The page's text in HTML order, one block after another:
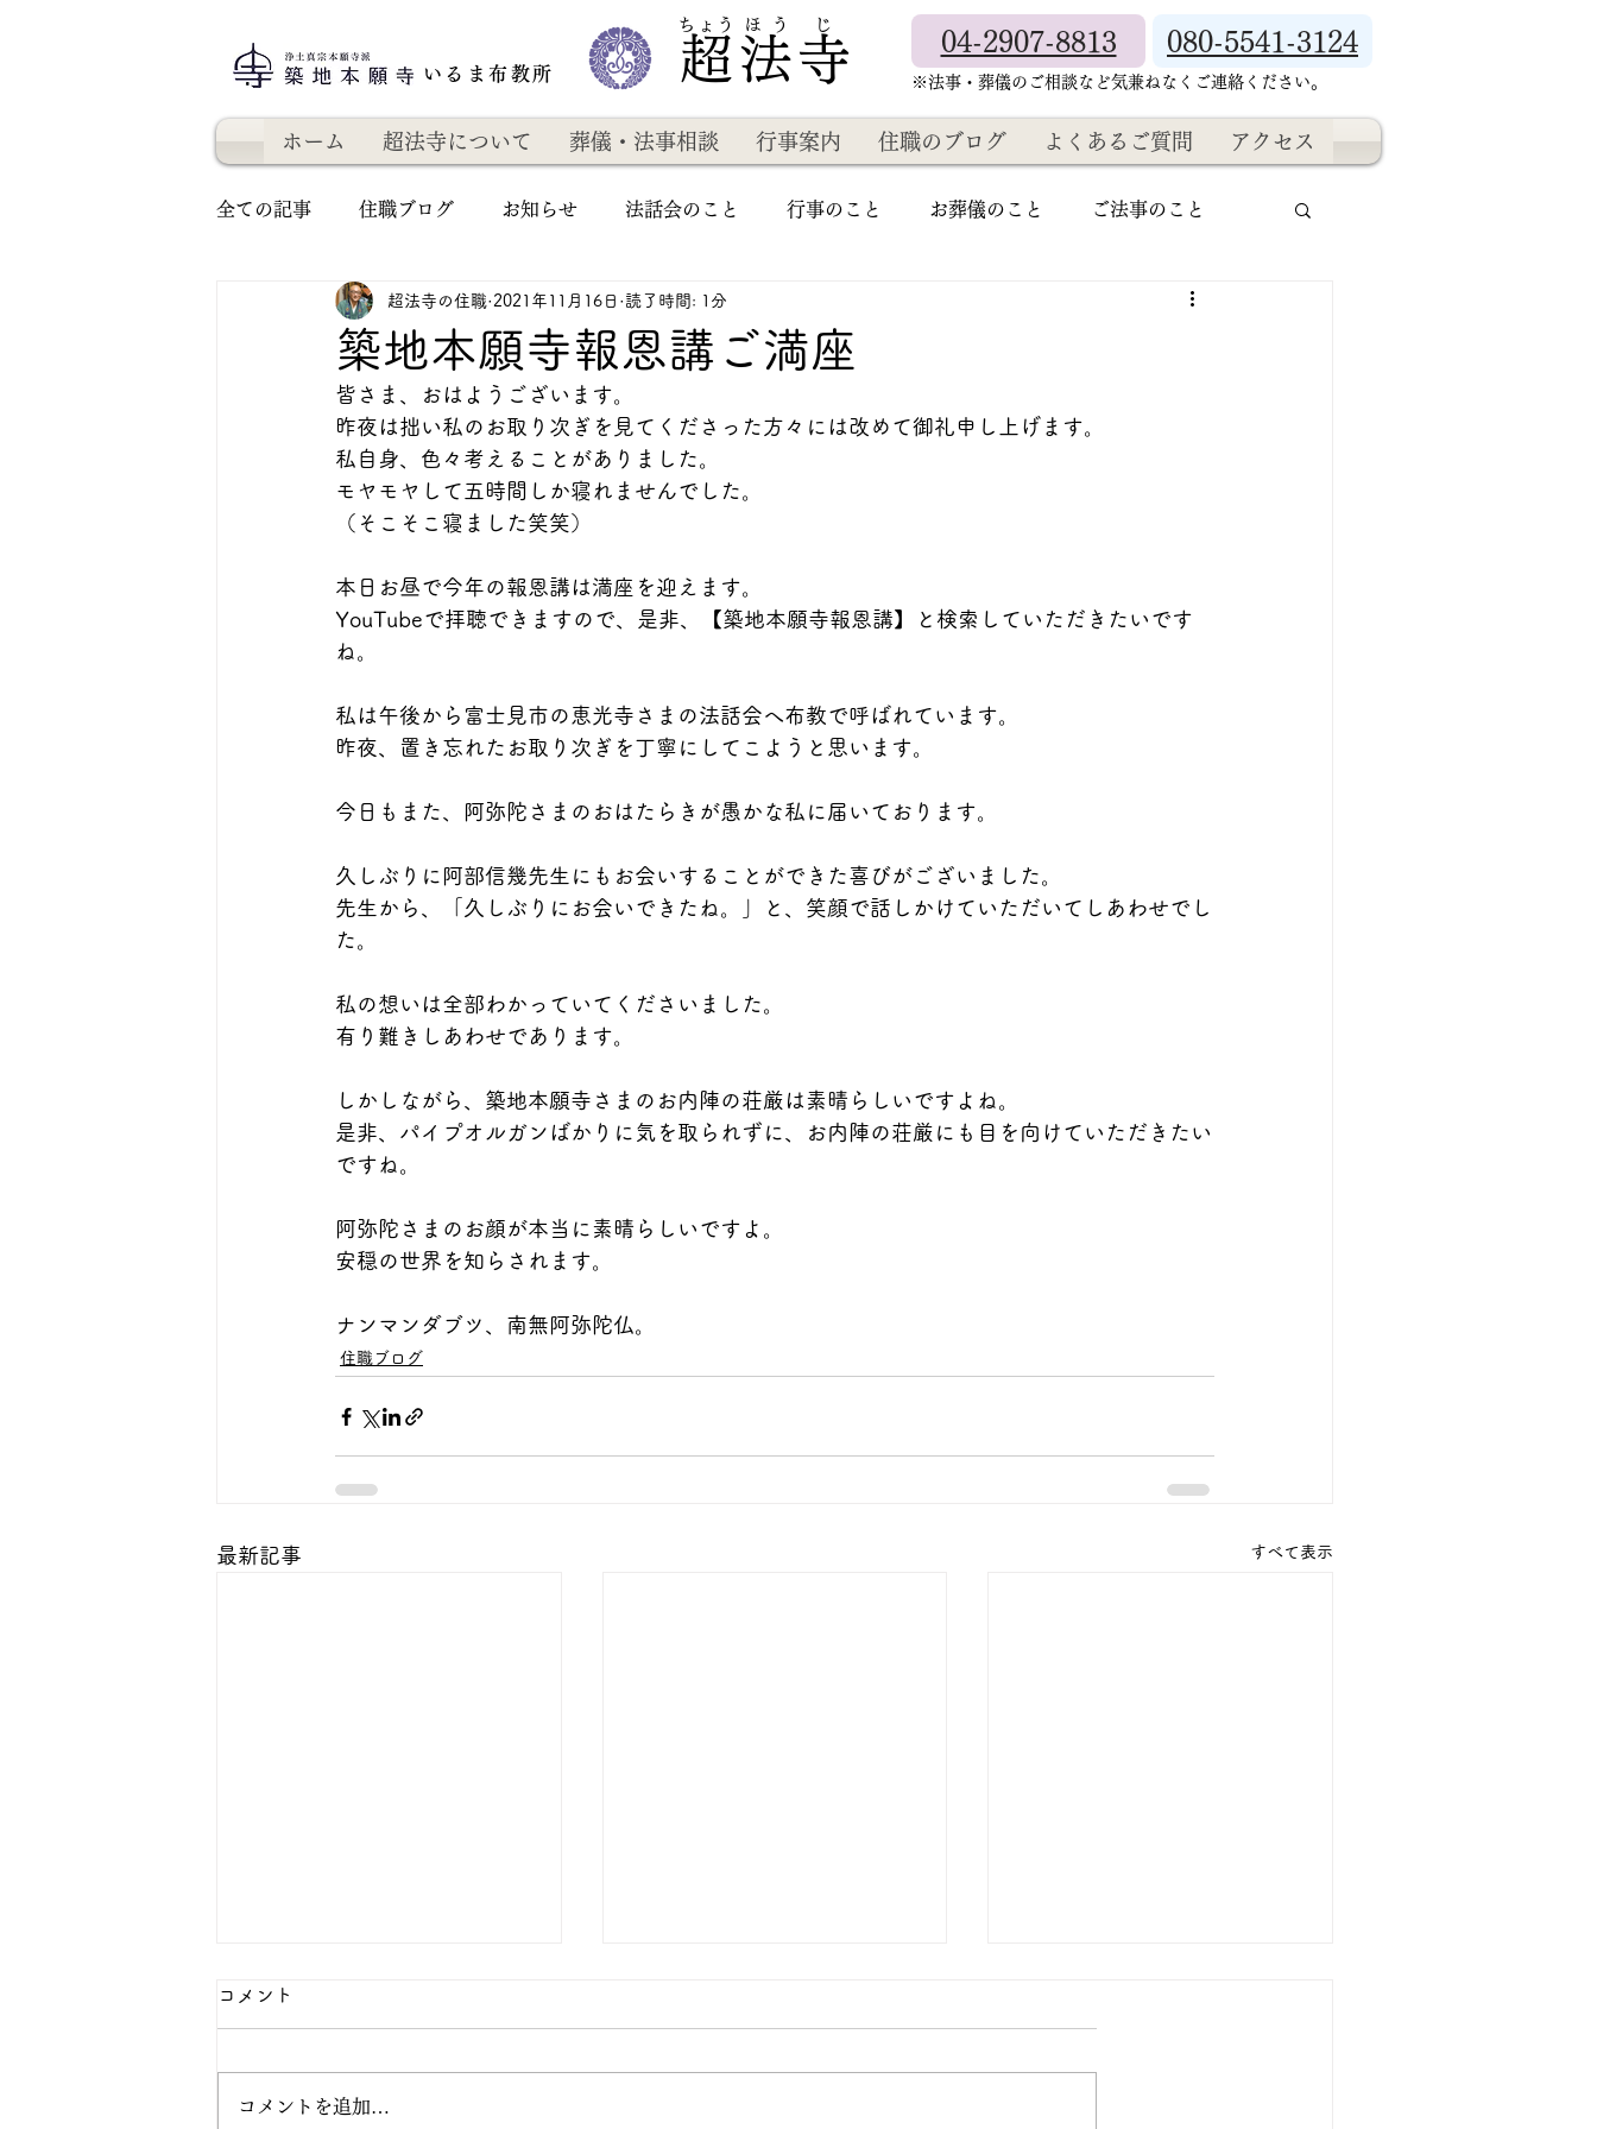
いるま布教所 超法寺
​ちょう ほ う じ
04-2907-8813 080-5541-3124
​※法事・葬儀のご相談など気兼ねなくご連絡ください。
ホーム 超法寺について 葬儀・法事相談 行事案内 住職のブログ よくあるご質問 アクセス
全ての記事 住職ブログ お知らせ 法話会のこと 行事のこと お葬儀のこと ご法事のこと
築地本願寺報恩講ご満座
超法寺の住職 2021年11月16日 読了時間: 1分
皆さま、おはようございます。
昨夜は拙い私のお取り次ぎを見てくださった方々には改めて御礼申し上げます。
私自身、色々考えることがありました。
モヤモヤして五時間しか寝れませんでした。
（そこそこ寝ました笑笑）
本日お昼で今年の報恩講は満座を迎えます。
YouTubeで拝聴できますので、是非、【築地本願寺報恩講】と検索していただきたいです
ね。
私は午後から富士見市の恵光寺さまの法話会へ布教で呼ばれています。
昨夜、置き忘れたお取り次ぎを丁寧にしてこようと思います。
今日もまた、阿弥陀さまのおはたらきが愚かな私に届いております。
久しぶりに阿部信幾先生にもお会いすることができた喜びがございました。
先生から、「久しぶりにお会いできたね。」と、笑顔で話しかけていただいてしあわせでし
た。
私の想いは全部わかっていてくださいました。
有り難きしあわせであります。
しかしながら、築地本願寺さまのお内陣の荘厳は素晴らしいですよね。
是非、パイプオルガンばかりに気を取られずに、お内陣の荘厳にも目を向けていただきたい
ですね。
阿弥陀さまのお顔が本当に素晴らしいですよ。
安穏の世界を知らされます。
ナンマンダブツ、南無阿弥陀仏。
住職ブログ
最新記事 すべて表示
コメント
コメントを追加…